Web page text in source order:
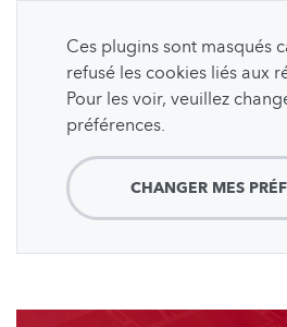
Ces plugins sont masqués
refusé les cookies liés aux
Pour les voir, veuillez
préférences.
CHANGER MES